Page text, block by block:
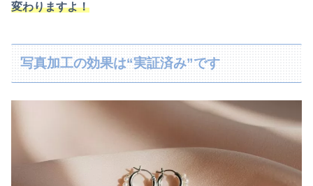
変わりますよ！
写真加工の効果は“実証済み”です